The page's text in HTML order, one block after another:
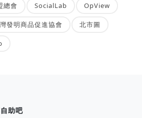
總會 SocialLab OpView
發明商品促進協會 北市圖
助吧